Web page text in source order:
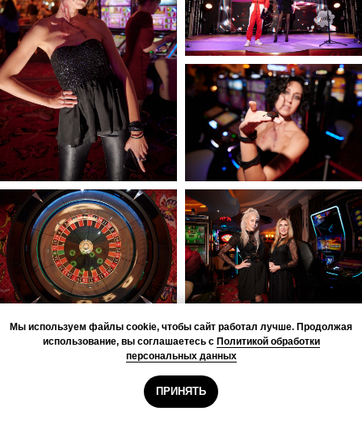
Мы используем файлы cookie, чтобы сайт работал лучше. Продолжая
использование, вы соглашаетесь с Политикой обработки
персональных данных
ПРИНЯТЬ